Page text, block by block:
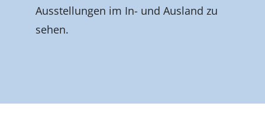
Ausstellungen im In- und Ausland zu
sehen.